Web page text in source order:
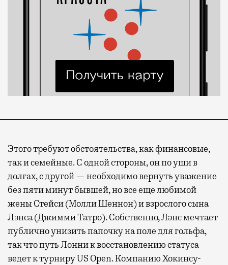
Этого требуют обстоятельства, как финансовые,
так и семейные. С одной стороны, он по уши в
долгах, с другой — необходимо вернуть уважение
без пяти минут бывшей, но все еще любимой
жены Стейси (Молли Шеннон) и взрослого сына
Лэнса (Джимми Татро). Собственно, Лэнс мечтает
публично унизить папочку на поле для гольфа,
так что путь Лонни к восстановлению статуса
ведет к турниру US Open. Компанию Хокинсу-